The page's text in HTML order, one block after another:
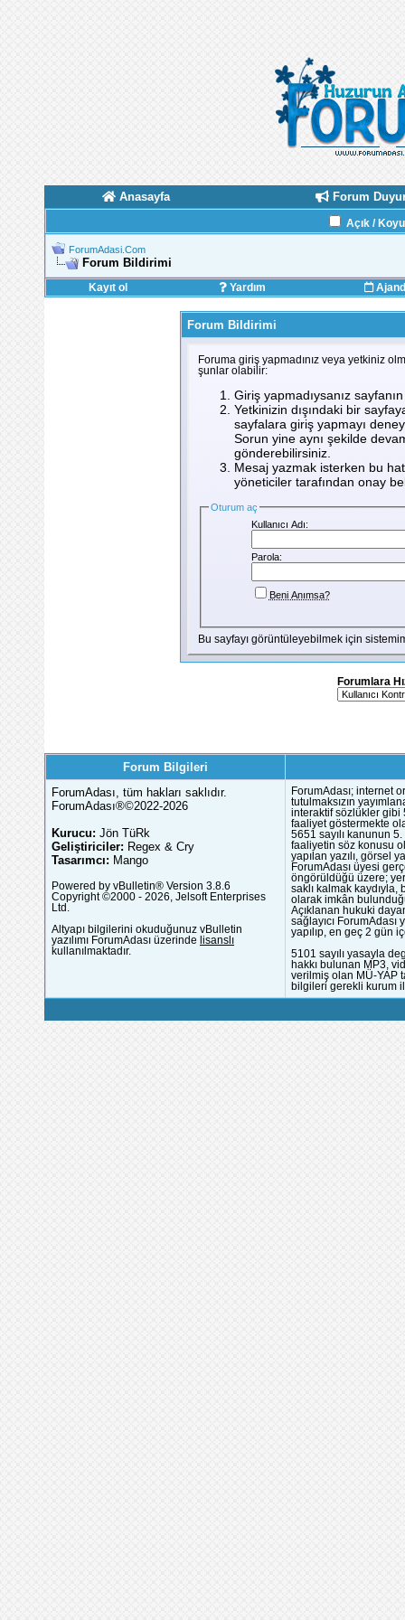
Anasayfa Forum
Açık /
ForumAdasi.Com
Forum Bildirimi
Kayıt ol Yardım
Forum Bildirimi
Foruma giriş yapmadınız veya yetkiniz
şunlar olabilir:
Giriş yapmadıysanız
Yetkinizin dışındaki bir
sayfalara giriş yapmayı
Sorun yine aynı şekilde
gönderebilirsiniz.
Mesaj yazmak isterken bu
yöneticiler tarafından onay
Oturum aç
Kullanıcı Adı:
Parola:
Beni Anımsa?
Bu sayfayı görüntüleyebilmek için
Forumlara
Forum Bilgileri
ForumAdası, tüm hakları saklıdır.
ForumAdası®©2022-2026
Kurucu: Jön TüRk
Geliştiriciler: Regex & Cry
Tasarımcı: Mango
Powered by vBulletin® Version 3.8.6
Copyright ©2000 - 2026, Jelsoft Enterprises
Ltd.
Altyapı bilgilerini okuduğunuz vBulletin
yazılımı ForumAdası üzerinde lisanslı
kullanılmaktadır.
ForumAdası; internet
tutulmaksızın
interaktif sözlükler gibi
faaliyet göstermekte
5651 sayılı kanunun
faaliyetin söz konusu
yapılan yazılı, görsel
ForumAdası üyesi
öngörüldüğü üzere;
saklı kalmak
olarak imkân
Açıklanan hukuki
sağlayıcı
yapılıp, en geç 2 gün
5101 sayılı yasayla
hakkı bulunan MP3,
verilmiş olan MÜ-YAP
bilgileri gerekli kurum